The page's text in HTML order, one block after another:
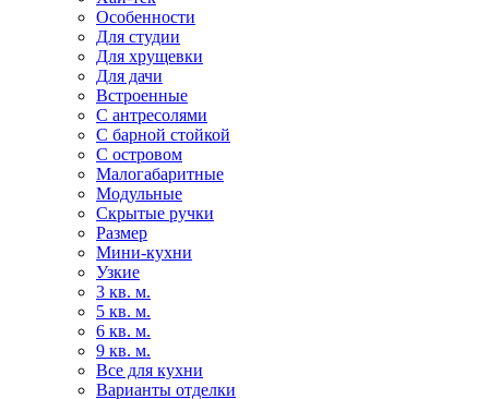
Особенности
Для студии
Для хрущевки
Для дачи
Встроенные
С антресолями
С барной стойкой
С островом
Малогабаритные
Модульные
Скрытые ручки
Размер
Мини-кухни
Узкие
3 кв. м.
5 кв. м.
6 кв. м.
9 кв. м.
Все для кухни
Варианты отделки